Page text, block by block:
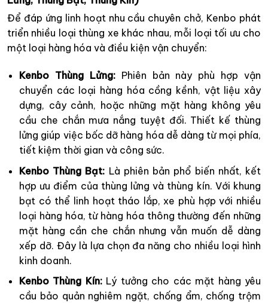
Để đáp ứng linh hoạt nhu cầu chuyên chở, Kenbo phát
triển nhiều loại thùng xe khác nhau, mỗi loại tối ưu cho
một loại hàng hóa và điều kiện vận chuyển:
Kenbo Thùng Lửng:Phiên bản này phù hợp vận
chuyển các loại hàng hóa cồng kềnh, vật liệu xây
dựng, cây cảnh, hoặc những mặt hàng không yêu
cầu che chắn mưa nắng tuyệt đối. Thiết kế thùng
lửng giúp việc bốc dỡ hàng hóa dễ dàng từ mọi phía,
tiết kiệm thời gian và công sức.
Kenbo Thùng Bạt: Là phiên bản phổ biến nhất, kết
hợp ưu điểm của thùng lửng và thùng kín. Với khung
bạt có thể linh hoạt tháo lắp, xe phù hợp với nhiều
loại hàng hóa, từ hàng hóa thông thường đến những
mặt hàng cần che chắn nhưng vẫn muốn dễ dàng
xếp dỡ. Đây là lựa chọn đa năng cho nhiều loại hình
kinh doanh.
Kenbo Thùng Kín:Lý tưởng cho các mặt hàng yêu
cầu bảo quản nghiêm ngặt, chống ẩm, chống trộm